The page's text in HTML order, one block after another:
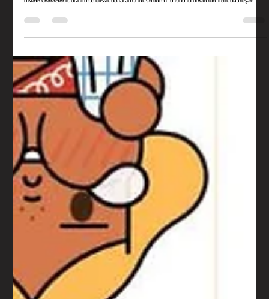
Lido Connect
2 ส.ค. 2566
Profile Art เธอ - Chachiato House
ลิโด้แนะนำ 🧑🏻‍🎨 Profile Art เธอ - Chachiato House หรือ ณัช ณัชชา พลอยงาม ศิลปินเจ้าของลายเส้นปุ๊กปิ๊กที่
มี Main Character เป็นเจ้าแมววัว มีแรงบันดาลใจมาจากประโยคที่ว่า "บางทีบ้านไม่ใช่สถานที่..แต่เป็นความรู้สึก"